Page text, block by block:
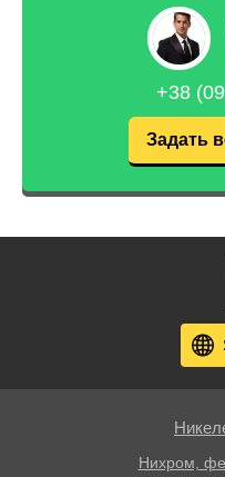
+38
Задать
Нихром,